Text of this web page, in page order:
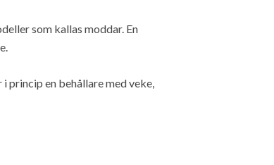
som kallas moddar. En
princip en behållare med veke,